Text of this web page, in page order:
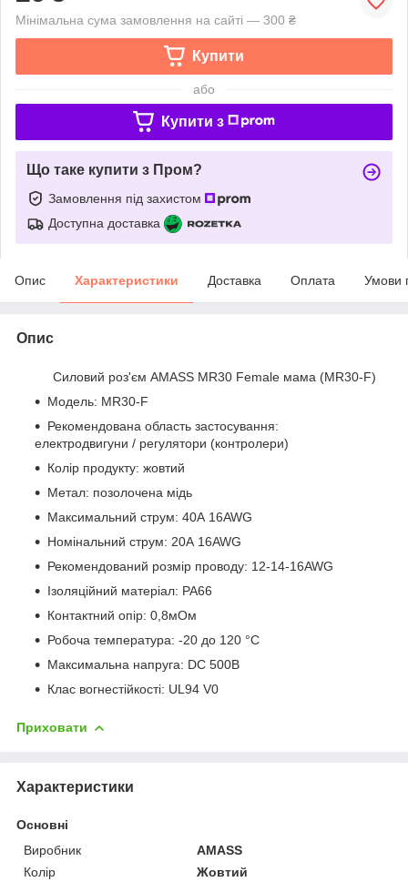
Мінімальна сума замовлення на сайті — 300 ₴
Купити
або
Купити з
Що таке купити з Пром?
Замовлення під захистом
Доступна доставка
Опис Характеристики Доставка Оплата Умови
Опис
Силовий роз'єм AMASS MR30 Female мама (MR30-F)
Модель: MR30-F
Рекомендована область застосування:
електродвигуни / регулятори (контролери)
Колір продукту: жовтий
Метал: позолочена мідь
Максимальний струм: 40А 16AWG
Номінальний струм: 20А 16AWG
Рекомендований розмір проводу: 12-14-16AWG
Ізоляційний матеріал: PA66
Контактний опір: 0,8мОм
Робоча температура: -20 до 120 °C
Максимальна напруга: DC 500В
Клас вогнестійкості: UL94 V0
Приховати
Характеристики
Основні
Виробник
AMASS
Колір
Жовтий